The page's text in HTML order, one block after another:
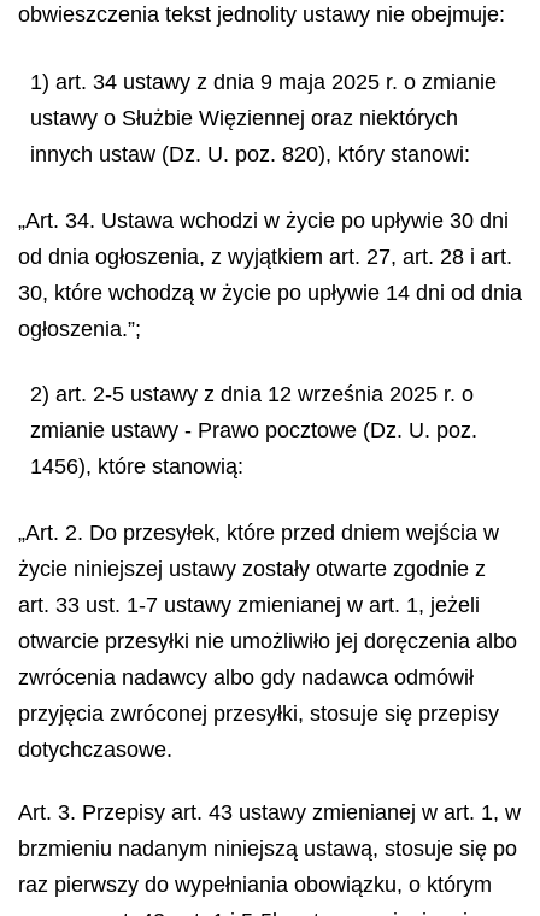
obwieszczenia tekst jednolity ustawy nie obejmuje:
1) art. 34 ustawy z dnia 9 maja 2025 r. o zmianie
ustawy o Służbie Więziennej oraz niektórych
innych ustaw (Dz. U. poz. 820), który stanowi:
„Art. 34. Ustawa wchodzi w życie po upływie 30 dni
od dnia ogłoszenia, z wyjątkiem art. 27, art. 28 i art.
30, które wchodzą w życie po upływie 14 dni od dnia
ogłoszenia.”;
2) art. 2-5 ustawy z dnia 12 września 2025 r. o
zmianie ustawy - Prawo pocztowe (Dz. U. poz.
1456), które stanowią:
„Art. 2. Do przesyłek, które przed dniem wejścia w
życie niniejszej ustawy zostały otwarte zgodnie z
art. 33 ust. 1-7 ustawy zmienianej w art. 1, jeżeli
otwarcie przesyłki nie umożliwiło jej doręczenia albo
zwrócenia nadawcy albo gdy nadawca odmówił
przyjęcia zwróconej przesyłki, stosuje się przepisy
dotychczasowe.
Art. 3. Przepisy art. 43 ustawy zmienianej w art. 1, w
brzmieniu nadanym niniejszą ustawą, stosuje się po
raz pierwszy do wypełniania obowiązku, o którym